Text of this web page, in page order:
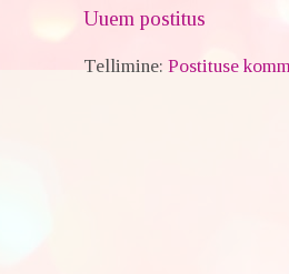
Uuem postitus
Tellimine:Postituse